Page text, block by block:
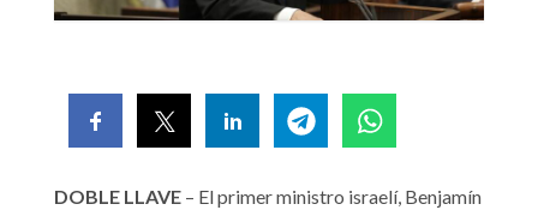
DOBLE LLAVE – El primer ministro israelí, Benjamín